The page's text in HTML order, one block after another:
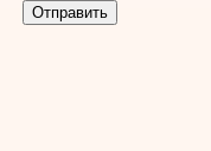
Отправить